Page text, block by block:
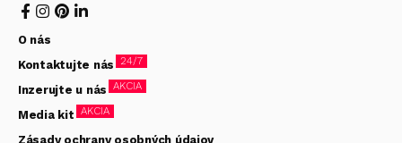
O nás
Kontaktujte nás 24/7
Inzerujte u nás AKCIA
Media kit AKCIA
Zásady ochrany osobných údajov